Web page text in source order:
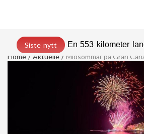
Siste nytt
En 553 kilometer
Home
Aktuelle Midsommar på Gran